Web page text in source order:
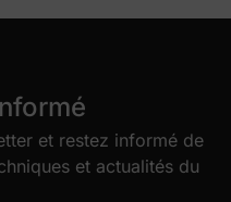
et restez informé de
et actualités du